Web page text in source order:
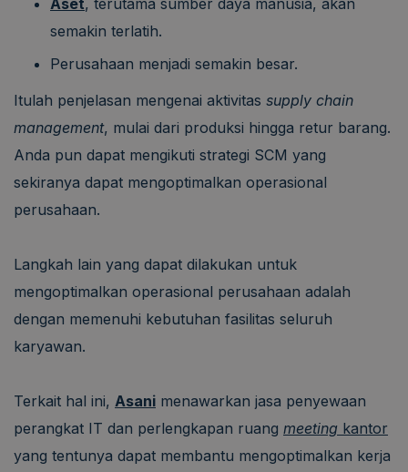
semakin terlatih.
Perusahaan menjadi semakin besar.
Itulah penjelasan mengenai aktivitas supply chain
management, mulai dari produksi hingga retur barang.
Anda pun dapat mengikuti strategi SCM yang
sekiranya dapat mengoptimalkan operasional
perusahaan.
Langkah lain yang dapat dilakukan untuk
mengoptimalkan operasional perusahaan adalah
dengan memenuhi kebutuhan fasilitas seluruh
karyawan.
Terkait hal ini, Asani menawarkan jasa penyewaan
perangkat IT dan perlengkapan ruang meeting kantor
yang tentunya dapat membantu mengoptimalkan kerja